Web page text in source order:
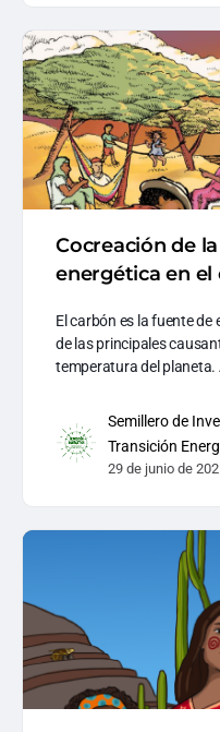
Cocreación de
energética en
El carbón es la fuente
de las principales
temperatura del planeta.
Semillero de
Transición
29 de junio de